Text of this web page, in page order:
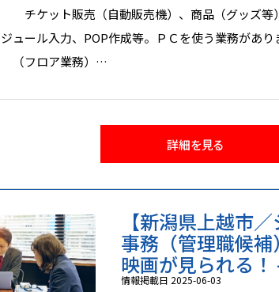
チケット販売（自動販売機）、商品（グッズ等
ジュール入力、POP作成等。ＰＣを使う業務があり
（フロア業務）
デジタル映写機や空調機の操作
（その他）
・券売機や飲食物販売などは機械を導入しており
詳細を見る
【新潟県上越市
事務（管理職候
映画が見られる
情報掲載日 2025-06-03